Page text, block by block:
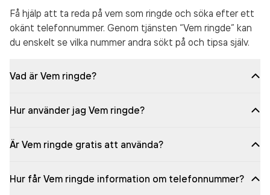
Få hjälp att ta reda på vem som ringde och söka efter ett
okänt telefonnummer. Genom tjänsten “Vem ringde” kan
du enskelt se vilka nummer andra sökt på och tipsa själv.
Vad är Vem ringde?
Hur använder jag Vem ringde?
Är Vem ringde gratis att använda?
Hur får Vem ringde information om telefonnummer?